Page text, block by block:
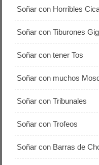
Soñar con Horribles
Soñar con Tiburones
Soñar con tener Tos
Soñar con muchos
Soñar con Tribunales
Soñar con Trofeos
Soñar con Barras de